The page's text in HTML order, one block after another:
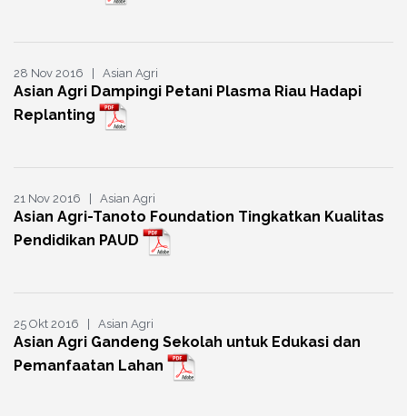
28 Nov 2016 | Asian Agri
Asian Agri Dampingi Petani Plasma Riau Hadapi
Replanting
21 Nov 2016 | Asian Agri
Asian Agri-Tanoto Foundation Tingkatkan Kualitas
Pendidikan PAUD
25 Okt 2016 | Asian Agri
Asian Agri Gandeng Sekolah untuk Edukasi dan
Pemanfaatan Lahan